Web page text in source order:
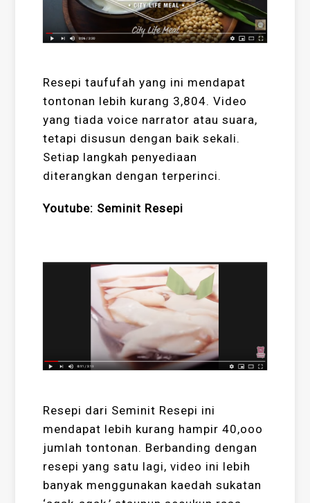
Resepi taufufah yang ini mendapat
tontonan lebih kurang 3,804. Video
yang tiada voice narrator atau suara,
tetapi disusun dengan baik sekali.
Setiap langkah penyediaan
diterangkan dengan terperinci.
Youtube: Seminit Resepi
Resepi dari Seminit Resepi ini
mendapat lebih kurang hampir 40,ooo
jumlah tontonan. Berbanding dengan
resepi yang satu lagi, video ini lebih
banyak menggunakan kaedah sukatan